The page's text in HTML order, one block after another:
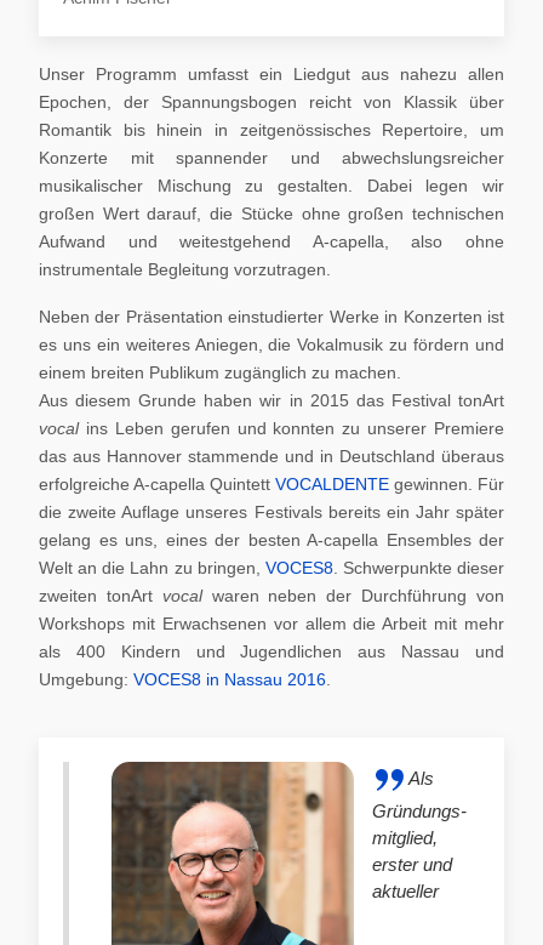
Unser Programm umfasst ein Liedgut aus nahezu allen
Epochen, der Spannungsbogen reicht von Klassik über
Romantik bis hinein in zeitgenössisches Repertoire, um
Konzerte mit spannender und abwechslungsreicher
musikalischer Mischung zu gestalten. Dabei legen wir
großen Wert darauf, die Stücke ohne großen technischen
Aufwand und weitestgehend A-capella, also ohne
instrumentale Begleitung vorzutragen.
Neben der Präsentation einstudierter Werke in Konzerten ist
es uns ein weiteres Aniegen, die Vokalmusik zu fördern und
einem breiten Publikum zugänglich zu machen.
Aus diesem Grunde haben wir in 2015 das Festival tonArt
vocal ins Leben gerufen und konnten zu unserer Premiere
das aus Hannover stammende und in Deutschland überaus
erfolgreiche A-capella Quintett VOCALDENTE gewinnen. Für
die zweite Auflage unseres Festivals bereits ein Jahr später
gelang es uns, eines der besten A-capella Ensembles der
Welt an die Lahn zu bringen, VOCES8. Schwerpunkte dieser
zweiten tonArt vocalwaren neben der Durchführung von
Workshops mit Erwachsenen vor allem die Arbeit mit mehr
als 400 Kindern und Jugendlichen aus Nassau und
Umgebung: VOCES8 in Nassau 2016
Als
Gründungs-
mitglied,
erster und
aktueller